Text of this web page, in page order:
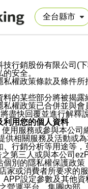
行銷股份有限公司(
安全。
權政策條款及條件
的某些部分將被揭
權政策已合併並與
盡快回覆並進行解釋說
利用您的個人資料
用服務或參與本公
供相關服務及活動或
行銷分析等用途等，
第三人或與本公司
別的隱私權保護政
家或消費者所要求的
設定參數及其他
營運平台、集團內部